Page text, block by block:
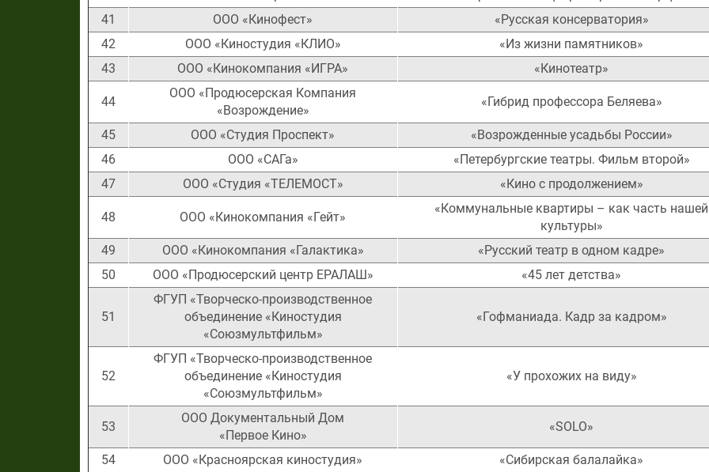
41
ООО «Кинофест»
«Русская консерватория»
42
ООО «Киностудия «КЛИО»
«Из жизни памятников»
43
ООО «Кинокомпания «ИГРА» «Кинотеатр»
44
ООО «Продюсерская Компания
«Возрождение»
«Гибрид профессора Беляева»
45 ООО «Студия Проспект»
«Возрожденные усадьбы России»
46
ООО «САГа»
«Петербургские театры. Фильм второй»
47
ООО «Студия «ТЕЛЕМОСТ» «Кино с продолжением»
48 ООО «Кинокомпания «Гейт»
«Коммунальные квартиры – как часть нашей
культуры»
49
ООО «Кинокомпания «Галактика»
«Русский театр в одном кадре»
50
ООО «Продюсерский центр ЕРАЛАШ» «45 лет детства»
51
ФГУП «Творческо-производственное
объединение «Киностудия
«Союзмультфильм»
«Гофманиада. Кадр за кадром»
52
ФГУП «Творческо-производственное
объединение «Киностудия
«Союзмультфильм»
«У прохожих на виду»
53
ООО Документальный Дом
«Первое Кино»
«SOLO»
54 ООО «Красноярская киностудия» «Сибирская балалайка»